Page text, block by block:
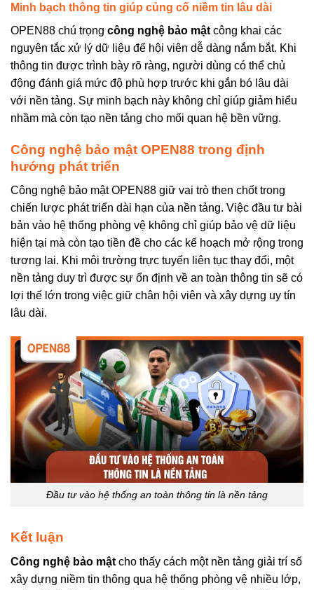
Minh bạch thông tin giúp củng cố niềm tin lâu dài
OPEN88 chú trọng công nghệ bảo mật công khai các
nguyên tắc xử lý dữ liệu để hội viên dễ dàng nắm bắt. Khi
thông tin được trình bày rõ ràng, người dùng có thể chủ
động đánh giá mức độ phù hợp trước khi gắn bó lâu dài
với nền tảng. Sự minh bạch này không chỉ giúp giảm hiểu
nhầm mà còn tạo nền tảng cho mối quan hệ bền vững.
Công nghệ bảo mật OPEN88 trong định
hướng phát triển
Công nghệ bảo mật OPEN88 giữ vai trò then chốt trong
chiến lược phát triển dài hạn của nền tảng. Việc đầu tư bài
bản vào hệ thống phòng vệ không chỉ giúp bảo vệ dữ liệu
hiện tại mà còn tạo tiền đề cho các kế hoạch mở rộng trong
tương lai. Khi môi trường trực tuyến liên tục thay đổi, một
nền tảng duy trì được sự ổn định về an toàn thông tin sẽ có
lợi thế lớn trong việc giữ chân hội viên và xây dựng uy tín
lâu dài.
Đầu tư vào hệ thống an toàn thông tin là nền tảng
Kết luận
Công nghệ bảo mật cho thấy cách một nền tảng giải trí số
xây dựng niềm tin thông qua hệ thống phòng vệ nhiều lớp,